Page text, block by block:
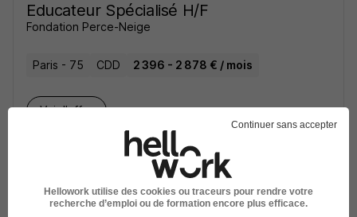
Educateur Spécialisé H/F
Fondation Perce-Neige
Paris - 75 CDD 2 396 - 2 878 € / mois
Voir l’offre
Continuer sans accepter
Hellowork utilise des cookies ou traceurs pour rendre votre
recherche d’emploi ou de formation encore plus efficace.